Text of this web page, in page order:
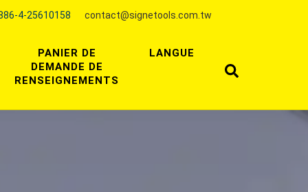
4-25610158 contact@signetools.com.tw
PANIER DE
DEMANDE DE
RENSEIGNEMENTS
LANGUE